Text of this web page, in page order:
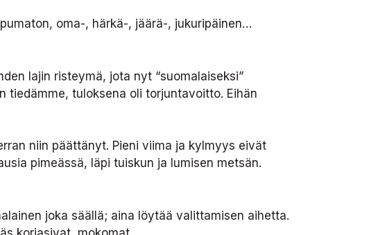
oma-, härkä-, jäärä-, jukuripäinen…
lajin risteymä, jota nyt “suomalaiseksi”
tiedämme, tuloksena oli torjuntavoitto. Eihän
niin päättänyt. Pieni viima ja kylmyys eivät
pimeässä, läpi tuiskun ja lumisen metsän.
joka säällä; aina löytää valittamisen aihetta.